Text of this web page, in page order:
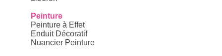
Peinture
Peinture à Effet
Enduit Décoratif
Nuancier Peinture